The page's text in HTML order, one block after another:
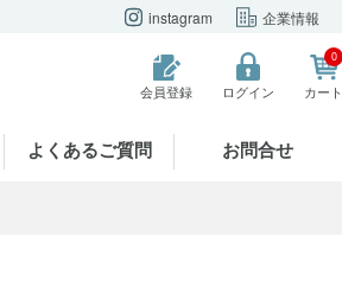
instagram 企業情報
会員登録 ログイン
0
カート
よくあるご質問 お問合せ